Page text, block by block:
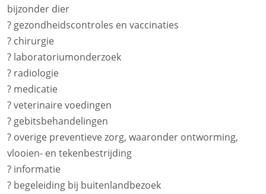
bijzonder dier
? gezondheidscontroles en vaccinaties
? chirurgie
? laboratoriumonderzoek
? radiologie
? medicatie
? veterinaire voedingen
? gebitsbehandelingen
? overige preventieve zorg, waaronder ontworming,
vlooien- en tekenbestrijding
? informatie
? begeleiding bij buitenlandbezoek